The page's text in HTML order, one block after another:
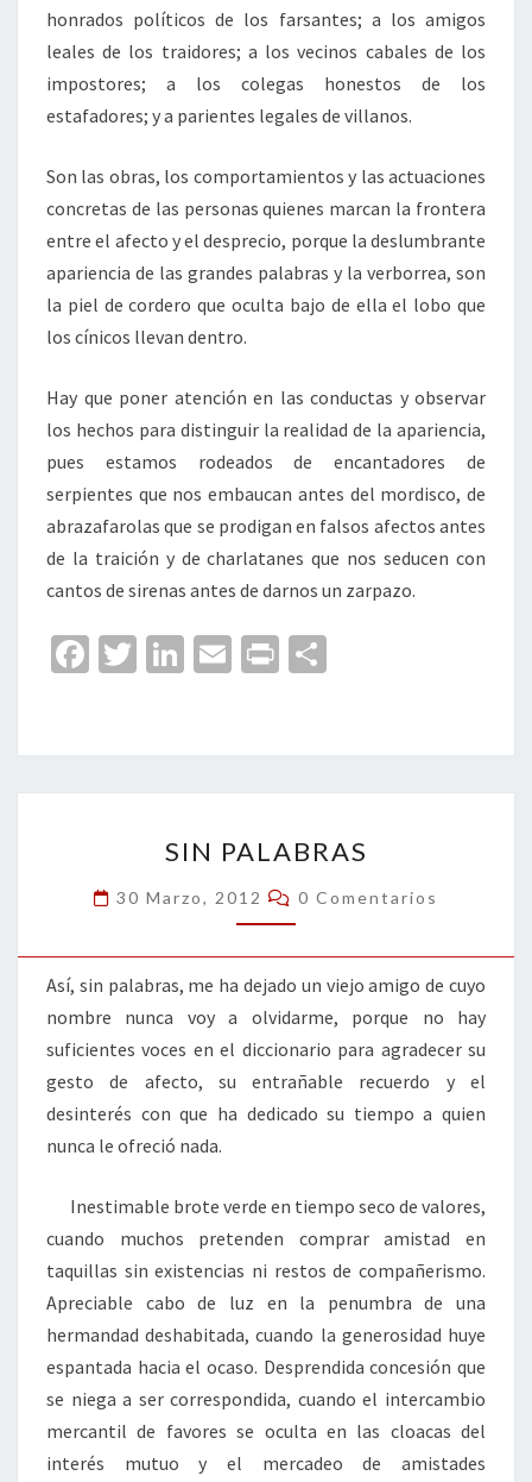
honrados políticos de los farsantes; a los amigos
leales de los traidores; a los vecinos cabales de los
impostores; a los colegas honestos de los
estafadores; y a parientes legales de villanos.
Son las obras, los comportamientos y las actuaciones
concretas de las personas quienes marcan la frontera
entre el afecto y el desprecio, porque la deslumbrante
apariencia de las grandes palabras y la verborrea, son
la piel de cordero que oculta bajo de ella el lobo que
los cínicos llevan dentro.
Hay que poner atención en las conductas y observar
los hechos para distinguir la realidad de la apariencia,
pues estamos rodeados de encantadores de
serpientes que nos embaucan antes del mordisco, de
abrazafarolas que se prodigan en falsos afectos antes
de la traición y de charlatanes que nos seducen con
cantos de sirenas antes de darnos un zarpazo.
Fa
o
o
T
er
Li
dI
n
E
l
Pr
p
ar
tir
PALABRAS
SIN PALABRAS
30 Marzo, 2012 Comentarios
0 Comentarios
Así, sin palabras, me ha dejado un viejo amigo de cuyo
nombre nunca voy a olvidarme, porque no hay
suficientes voces en el diccionario para agradecer su
gesto de afecto, su entrañable recuerdo y el
desinterés con que ha dedicado su tiempo a quien
nunca le ofreció nada.
Inestimable brote verde en tiempo seco de valores,
cuando muchos pretenden comprar amistad en
taquillas sin existencias ni restos de compañerismo.
Apreciable cabo de luz en la penumbra de una
hermandad deshabitada, cuando la generosidad huye
espantada hacia el ocaso. Desprendida concesión que
se niega a ser correspondida, cuando el intercambio
mercantil de favores se oculta en las cloacas del
interés mutuo y el mercadeo de amistades